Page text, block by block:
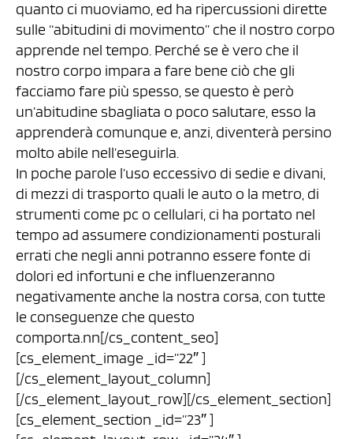
quanto ci muoviamo, ed ha ripercussioni dirette
sulle “abitudini di movimento” che il nostro corpo
apprende nel tempo. Perché se è vero che il
nostro corpo impara a fare bene ciò che gli
facciamo fare più spesso, se questo è però
un’abitudine sbagliata o poco salutare, esso la
apprenderà comunque e, anzi, diventerà persino
molto abile nell’eseguirla.
In poche parole l’uso eccessivo di sedie e divani,
di mezzi di trasporto quali le auto o la metro, di
strumenti come pc o cellulari, ci ha portato nel
tempo ad assumere condizionamenti posturali
errati che negli anni potranno essere fonte di
dolori ed infortuni e che influenzeranno
negativamente anche la nostra corsa, con tutte
le conseguenze che questo
comporta.nn[/cs_content_seo]
[cs_element_image _id=”22″ ]
[/cs_element_layout_column]
[/cs_element_layout_row][/cs_element_section]
[cs_element_section _id=”23″ ]